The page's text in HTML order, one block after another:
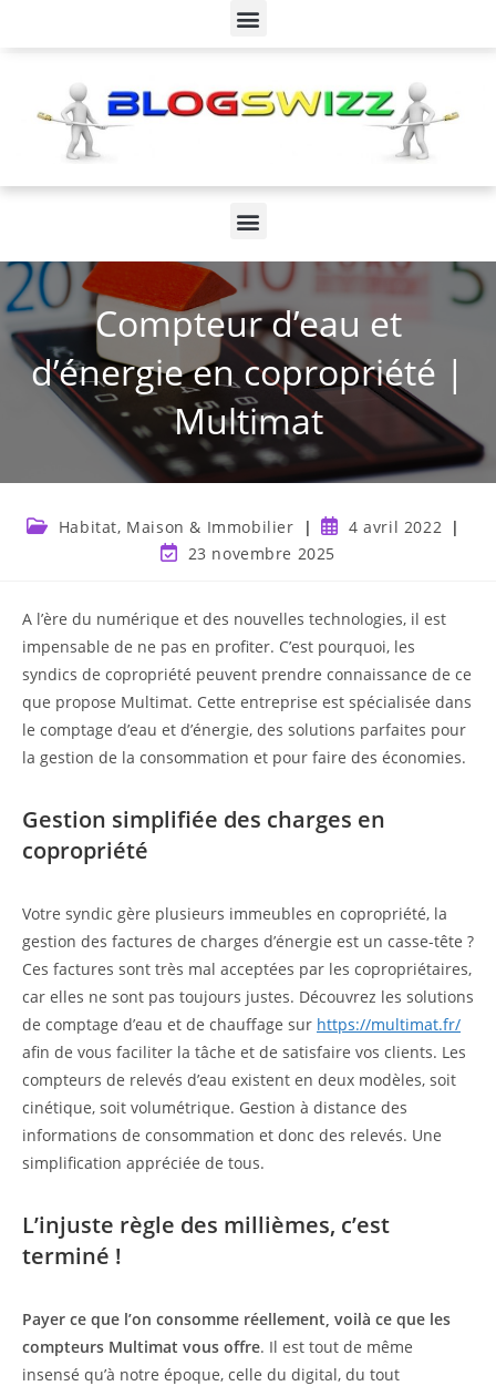
Compteur d’eau et
d’énergie en copropriété |
Multimat
Habitat, Maison & Immobilier
4 avril 2022
23 novembre 2025
A l’ère du numérique et des nouvelles technologies, il est
impensable de ne pas en profiter. C’est pourquoi, les
syndics de copropriété peuvent prendre connaissance de ce
que propose Multimat. Cette entreprise est spécialisée dans
le comptage d’eau et d’énergie, des solutions parfaites pour
la gestion de la consommation et pour faire des économies.
Gestion simplifiée des charges en
copropriété
Votre syndic gère plusieurs immeubles en copropriété, la
gestion des factures de charges d’énergie est un casse-tête ?
Ces factures sont très mal acceptées par les copropriétaires,
car elles ne sont pas toujours justes. Découvrez les solutions
de comptage d’eau et de chauffage sur https://multimat.fr/
afin de vous faciliter la tâche et de satisfaire vos clients. Les
compteurs de relevés d’eau existent en deux modèles, soit
cinétique, soit volumétrique. Gestion à distance des
informations de consommation et donc des relevés. Une
simplification appréciée de tous.
L’injuste règle des millièmes, c’est
terminé !
Payer ce que l’on consomme réellement, voilà ce que les
compteurs Multimat vous offre. Il est tout de même
insensé qu’à notre époque, celle du digital, du tout